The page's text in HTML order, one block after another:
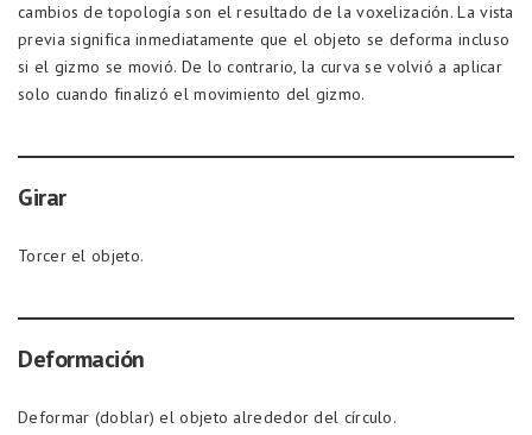
cambios de topología son el resultado de la voxelización. La vista
previa significa inmediatamente que el objeto se deforma incluso
si el gizmo se movió. De lo contrario, la curva se volvió a aplicar
solo cuando finalizó el movimiento del gizmo.
Girar
Torcer el objeto.
Deformación
Deformar (doblar) el objeto alrededor del círculo.